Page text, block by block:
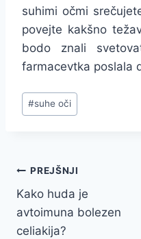
suhimi očmi
povejte kakšno
bodo znali
farmacevtka poslala
Post
Tags:
#suhe oči
Navigacija
prispevka
PREJŠNJI
Kako huda je
avtoimuna bolezen
celiakija?